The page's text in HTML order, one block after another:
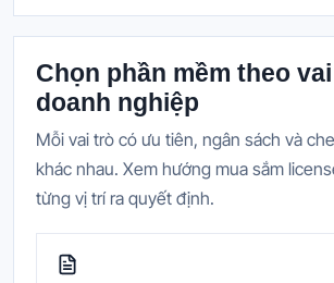
Chọn phần mềm theo
doanh nghiệp
Mỗi vai trò có ưu tiên, ngân sách và
khác nhau. Xem hướng mua sắm
từng vị trí ra quyết định.